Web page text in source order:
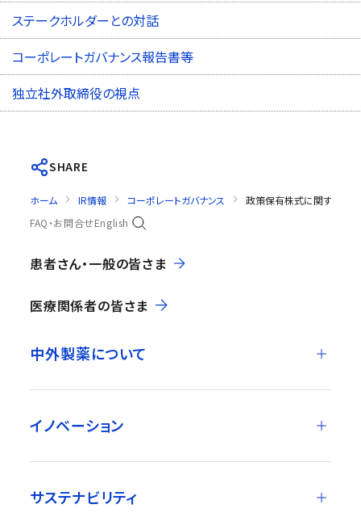
ステークホルダーとの対話
コーポレートガバナンス報告書等
独立社外取締役の視点
SHARE
ホーム IR情報 コーポレートガバナンス
政策保有株式に関する方針
FAQ・お問合せEnglish
患者さん・一般の皆さま
医療関係者の皆さま
中外製薬について
イノベーション
サステナビリティ